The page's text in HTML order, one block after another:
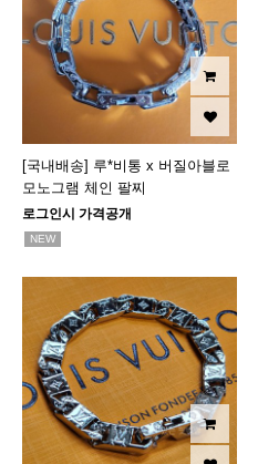
[국내배송] 루*비통 x 버질아블로
모노그램 체인 팔찌
로그인시 가격공개
NEW